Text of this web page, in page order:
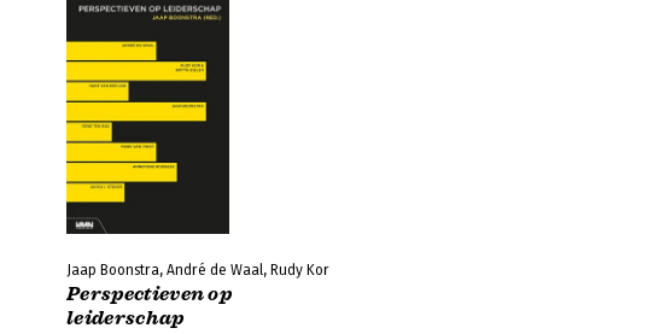
Jaap Boonstra, André de Waal, Rudy Kor
Perspectieven op
leiderschap